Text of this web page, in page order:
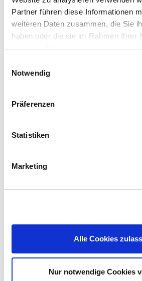
Partner führen diese Informationen
weiteren Daten zusammen, die Sie
haben oder die sie im Rahmen Ihrer
gesammelt haben.
Notwendig
Präferenzen
Statistiken
Marketing
Alle Cookies
Nur notwendige Cookies
Inhalt: 25 kg (1 kg = 0,38 €)
44,99 €*